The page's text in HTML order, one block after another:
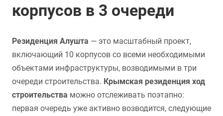
корпусов в 3 очереди
Резиденция Алушта — это масштабный проект,
включающий 10 корпусов со всеми необходимыми
объектами инфраструктуры, возводимыми в три
очереди строительства. Крымская резиденция ход
строительства можно отслеживать поэтапно:
первая очередь уже активно возводится, следующие